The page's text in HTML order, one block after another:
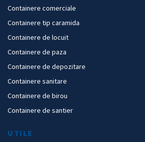
Containere comerciale
Containere tip caramida
Containere de locuit
Containere de paza
Containere de depozitare
Containere sanitare
Containere de birou
Containere de santier
UTILE